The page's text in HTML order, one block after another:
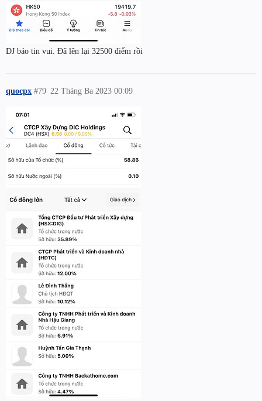
DJ báo tin vui. Đã lên lại 32500 điểm rồi
quocpx 22 Tháng Ba 2023 00:09
#79